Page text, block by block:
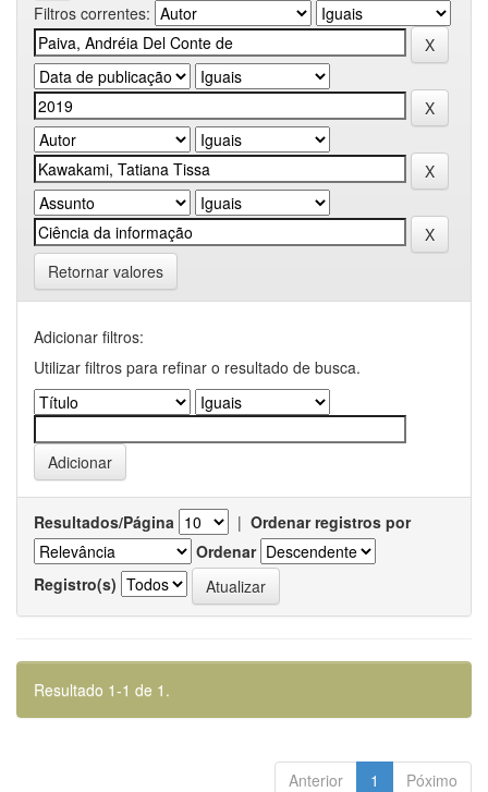
Filtros correntes:
Retornar valores
Adicionar filtros:
Utilizar filtros para refinar o resultado de busca.
Resultados/Página | Ordenar registros por
Ordenar
Registro(s)
Resultado 1-1 de 1.
Anterior 1 Póximo